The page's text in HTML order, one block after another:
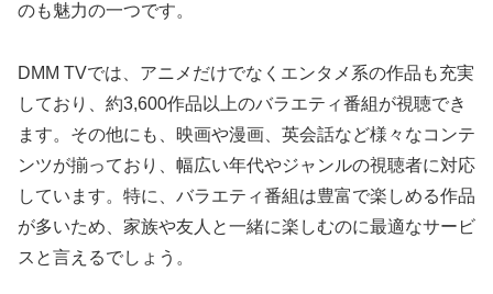
のも魅力の一つです。
DMM TVでは、アニメだけでなくエンタメ系の作品も充実
しており、約3,600作品以上のバラエティ番組が視聴でき
ます。その他にも、映画や漫画、英会話など様々なコンテ
ンツが揃っており、幅広い年代やジャンルの視聴者に対応
しています。特に、バラエティ番組は豊富で楽しめる作品
が多いため、家族や友人と一緒に楽しむのに最適なサービ
スと言えるでしょう。